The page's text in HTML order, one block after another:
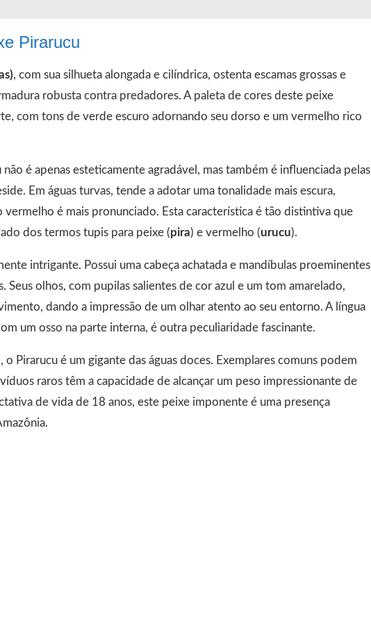
Pirarucu
, com sua silhueta alongada e cilíndrica, ostenta escamas grossas e
robusta contra predadores. A paleta de cores deste peixe
com tons de verde escuro adornando seu dorso e um vermelho rico
é apenas esteticamente agradável, mas também é influenciada pelas
Em águas turvas, tende a adotar uma tonalidade mais escura,
vermelho é mais pronunciado. Esta característica é tão distintiva que
dos termos tupis para peixe (pira) e vermelho (urucu).
intrigante. Possui uma cabeça achatada e mandíbulas proeminentes
Seus olhos, com pupilas salientes de cor azul e um tom amarelado,
dando a impressão de um olhar atento ao seu entorno. A língua
um osso na parte interna, é outra peculiaridade fascinante.
Pirarucu é um gigante das águas doces. Exemplares comuns podem
raros têm a capacidade de alcançar um peso impressionante de
de vida de 18 anos, este peixe imponente é uma presença